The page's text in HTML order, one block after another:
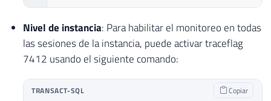
Nivel de instancia: Para habilitar el monitoreo en todas
las sesiones de la instancia, puede activar traceflag
7412 usando el siguiente comando:
TRANSACT-SQL Copiar